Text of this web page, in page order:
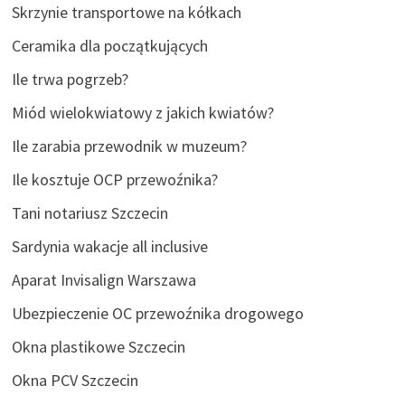
Skrzynie transportowe na kółkach
Ceramika dla początkujących
Ile trwa pogrzeb?
Miód wielokwiatowy z jakich kwiatów?
Ile zarabia przewodnik w muzeum?
Ile kosztuje OCP przewoźnika?
Tani notariusz Szczecin
Sardynia wakacje all inclusive
Aparat Invisalign Warszawa
Ubezpieczenie OC przewoźnika drogowego
Okna plastikowe Szczecin
Okna PCV Szczecin